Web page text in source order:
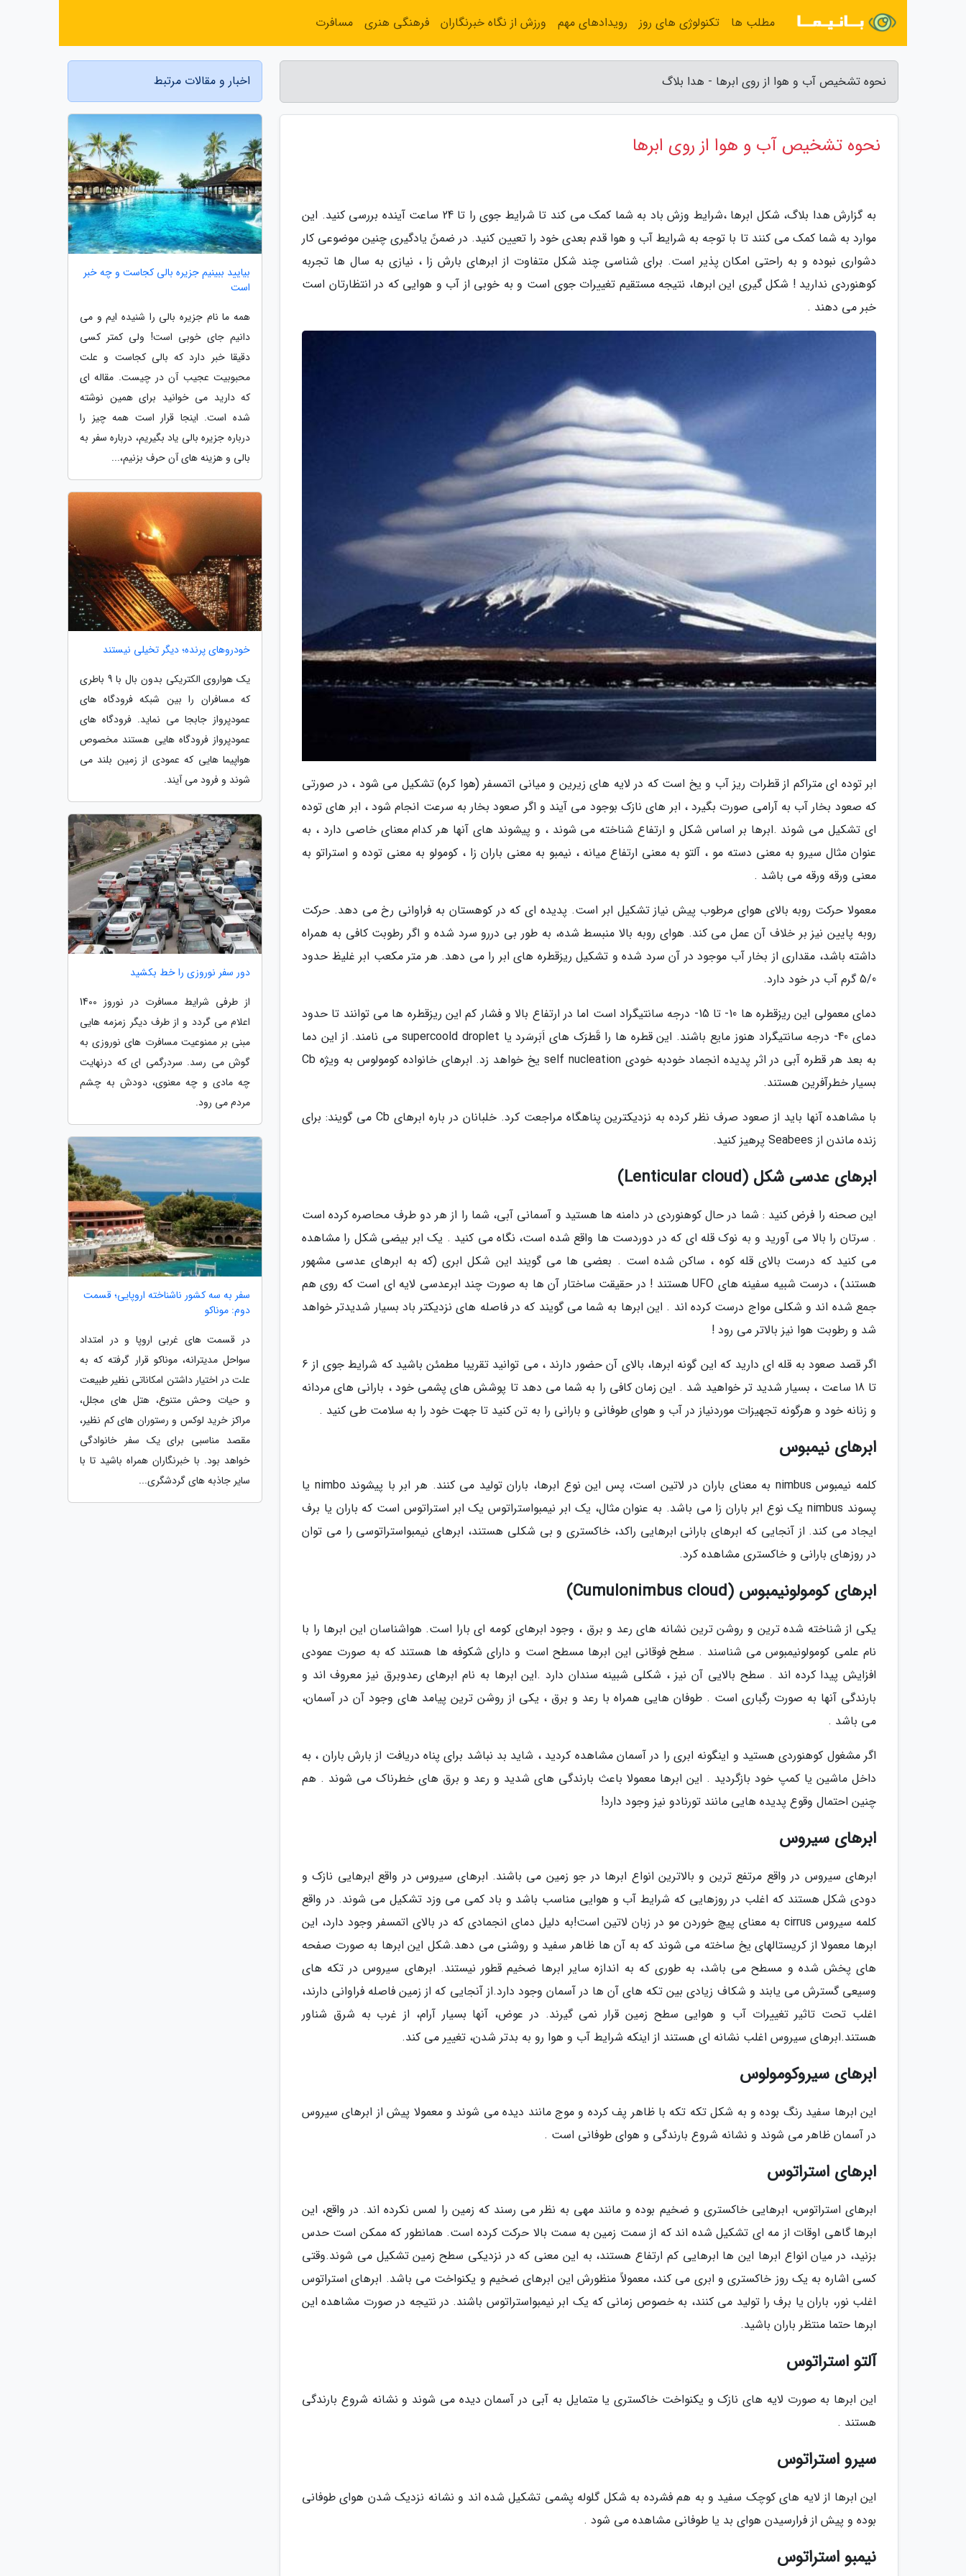
نحوه تشخیص آب و هوا از روی ابرها - هدا بلاگ
نحوه تشخیص آب و هوا از روی ابرها
به گزارش هدا بلاگ، شکل ابرها ،شرایط وزش باد به شما کمک می کند تا شرایط جوی را تا 24 ساعت آینده بررسی کنید. این
موارد به شما کمک می کنند تا با توجه به شرایط آب و هوا قدم بعدی خود را تعیین کنید. در ضمنً یادگیری چنین موضوعی کار
دشواری نبوده و به راحتی امکان پذیر است. برای شناسی چند شکل متفاوت از ابرهای بارش زا ، نیازی به سال ها تجربه
کوهنوردی ندارید ! شکل گیری این ابرها، نتیجه مستقیم تغییرات جوی است و به خوبی از آب و هوایی که در انتظارتان است
خبر می دهند .
ابر توده ای متراکم از قطرات ریز آب و یخ است که در لایه های زیرین و میانی اتمسفر (هوا کره) تشکیل می شود ، در صورتی
که صعود بخار آب به آرامی صورت بگیرد ، ابر های نازک بوجود می آیند و اگر صعود بخار به سرعت انجام شود ، ابر های توده
ای تشکیل می شوند .ابرها بر اساس شکل و ارتفاع شناخته می شوند ، و پیشوند های آنها هر کدام معنای خاصی دارد ، به
عنوان مثال سیرو به معنی دسته مو ، آلتو به معنی ارتفاع میانه ، نیمبو به معنی باران زا ، کومولو به معنی توده و استراتو به
معنی ورقه ورقه می باشد .
معمولا حرکت روبه بالای هوای مرطوب پیش نیاز تشکیل ابر است. پدیده ای که در کوهستان به فراوانی رخ می دهد. حرکت
روبه پایین نیز بر خلاف آن عمل می کند. هوای روبه بالا منبسط شده، به طور بی دررو سرد شده و اگر رطوبت کافی به همراه
داشته باشد، مقداری از بخار آب موجود در آن سرد شده و تشکیل ریزقطره های ابر را می دهد. هر متر مکعب ابر غلیظ حدود
5/0 گرم آب در خود دارد.
دمای معمولی این ریزقطره ها 10- تا 15- درجه سانتیگراد است اما در ارتفاع بالا و فشار کم این ریزقطره ها می توانند تا حدود
دمای 40- درجه سانتیگراد هنوز مایع باشند. این قطره ها را قَطرَک های اَبَرسَرد یا supercoold droplet می نامند. از این دما
به بعد هر قطره آبی در اثر پدیده انجماد خودبه خودی self nucleation یخ خواهد زد. ابرهای خانواده کومولوس به ویژه Cb
بسیار خطرآفرین هستند.
با مشاهده آنها باید از صعود صرف نظر کرده به نزدیکترین پناهگاه مراجعت کرد. خلبانان در باره ابرهای Cb می گویند: برای
زنده ماندن از Seabees پرهیز کنید.
ابرهای عدسی شکل (Lenticular cloud)
این صحنه را فرض کنید : شما در حال کوهنوردی در دامنه ها هستید و آسمانی آبی، شما را از هر دو طرف محاصره کرده است
. سرتان را بالا می آورید و به نوک قله ای که در دوردست ها واقع شده است، نگاه می کنید . یک ابر بیضی شکل را مشاهده
می کنید که درست بالای قله کوه ، ساکن شده است . بعضی ها می گویند این شکل ابری (که به ابرهای عدسی مشهور
هستند) ، درست شبیه سفینه های UFO هستند ! در حقیقت ساختار آن ها به صورت چند ابرعدسی لایه ای است که روی هم
جمع شده اند و شکلی مواج درست کرده اند . این ابرها به شما می گویند که در فاصله های نزدیکتر باد بسیار شدیدتر خواهد
شد و رطوبت هوا نیز بالاتر می رود !
اگر قصد صعود به قله ای دارید که این گونه ابرها، بالای آن حضور دارند ، می توانید تقریبا مطمئن باشید که شرایط جوی از 6
تا 18 ساعت ، بسیار شدید تر خواهید شد . این زمان کافی را به شما می دهد تا پوشش های پشمی خود ، بارانی های مردانه
و زنانه خود و هرگونه تجهیزات موردنیاز در آب و هوای طوفانی و بارانی را به تن کنید تا جهت خود را به سلامت طی کنید .
ابرهای نیمبوس
کلمه نیمبوس nimbus به معنای باران در لاتین است، پس این نوع ابرها، باران تولید می کنند. هر ابر با پیشوند nimbo یا
پسوند nimbus یک نوع ابر باران زا می باشد. به عنوان مثال، یک ابر نیمبواستراتوس یک ابر استراتوس است که باران یا برف
ایجاد می کند. از آنجایی که ابرهای بارانی ابرهایی راکد، خاکستری و بی شکلی هستند، ابرهای نیمبواستراتوسی را می توان
در روزهای بارانی و خاکستری مشاهده کرد.
ابرهای کومولونیمبوس (Cumulonimbus cloud)
یکی از شناخته شده ترین و روشن ترین نشانه های رعد و برق ، وجود ابرهای کومه ای بارا است. هواشناسان این ابرها را با
نام علمی کومولونیمبوس می شناسند . سطح فوقانی این ابرها مسطح است و دارای شکوفه ها هستند که به صورت عمودی
افزایش پیدا کرده اند . سطح بالایی آن نیز ، شکلی شبینه سندان دارد .این ابرها به نام ابرهای رعدوبرق نیز معروف اند و
بارندگی آنها به صورت رگباری است . طوفان هایی همراه با رعد و برق ، یکی از روشن ترین پیامد های وجود آن در آسمان،
می باشد .
اگر مشغول کوهنوردی هستید و اینگونه ابری را در آسمان مشاهده کردید ، شاید بد نباشد برای پناه دریافت از بارش باران ، به
داخل ماشین یا کمپ خود بازگردید . این ابرها معمولا باعث بارندگی های شدید و رعد و برق های خطرناک می شوند . هم
چنین احتمال وقوع پدیده هایی مانند تورنادو نیز وجود دارد!
ابرهای سیروس
ابرهای سیروس در واقع مرتفع ترین و بالاترین انواع ابرها در جو زمین می باشند. ابرهای سیروس در واقع ابرهایی نازک و
دودی شکل هستند که اغلب در روزهایی که شرایط آب و هوایی مناسب باشد و باد کمی می وزد تشکیل می شوند. در واقع
کلمه سیروس cirrus به معنای پیچ خوردن مو در زبان لاتین است!به دلیل دمای انجمادی که در بالای اتمسفر وجود دارد، این
ابرها معمولا از کریستالهای یخ ساخته می شوند که به آن ها ظاهر سفید و روشنی می دهد.شکل این ابرها به صورت صفحه
های پخش شده و مسطح می باشد، به طوری که به اندازه سایر ابرها ضخیم قطور نیستند. ابرهای سیروس در تکه های
وسیعی گسترش می یابند و شکاف زیادی بین تکه های آن ها در آسمان وجود دارد.از آنجایی که از زمین فاصله فراوانی دارند،
اغلب تحت تاثیر تغییرات آب و هوایی سطح زمین قرار نمی گیرند. در عوض، آنها بسیار آرام، از غرب به شرق شناور
هستند.ابرهای سیروس اغلب نشانه ای هستند از اینکه شرایط آب و هوا رو به بدتر شدن، تغییر می کند.
ابرهای سیروکومولوس
این ابرها سفید رنگ بوده و به شکل تکه تکه با ظاهر پف کرده و موج مانند دیده می شوند و معمولا پیش از ابرهای سیروس
در آسمان ظاهر می شوند و نشانه شروع بارندگی و هوای طوفانی است .
ابرهای استراتوس
ابرهای استراتوس، ابرهایی خاکستری و ضخیم بوده و مانند مهی به نظر می رسند که زمین را لمس نکرده اند. در واقع، این
ابرها گاهی اوقات از مه ای تشکیل شده اند که از سمت زمین به سمت بالا حرکت کرده است. همانطور که ممکن است حدس
بزنید، در میان انواع ابرها این ها ابرهایی کم ارتفاع هستند، به این معنی که در نزدیکی سطح زمین تشکیل می شوند.وقتی
کسی اشاره به یک روز خاکستری و ابری می کند، معمولاً منظورش این ابرهای ضخیم و یکنواخت می باشد. ابرهای استراتوس
اغلب نور، باران یا برف را تولید می کنند، به خصوص زمانی که یک ابر نیمبواستراتوس باشند. در نتیجه در صورت مشاهده این
ابرها حتما منتظر باران باشید.
آلتو استراتوس
این ابرها به صورت لایه های نازک و یکنواخت خاکستری یا متمایل به آبی در آسمان دیده می شوند و نشانه شروع بارندگی
هستند .
سیرو استراتوس
این ابرها از لایه های کوچک سفید و به هم فشرده به شکل گلوله پشمی تشکیل شده اند و نشانه نزدیک شدن هوای طوفانی
بوده و پیش از فرارسیدن هوای بد یا طوفانی مشاهده می شود .
نیمبو استراتوس
اخبار و مقالات مرتبط
بیایید ببینیم جزیره بالی کجاست و چه خبر
است
همه ما نام جزیره بالی را شنیده ایم و می
دانیم جای خوبی است! ولی کمتر کسی
دقیقا خبر دارد که بالی کجاست و علت
محبوبیت عجیب آن در چیست. مقاله ای
که دارید می خوانید برای همین نوشته
شده است. اینجا قرار است همه چیز را
درباره جزیره بالی یاد بگیریم، درباره سفر به
بالی و هزینه های آن حرف بزنیم،...
خودروهای پرنده؛ دیگر تخیلی نیستند
یک هواروی الکتریکی بدون بال با 9 باطری
که مسافران را بین شبکه فرودگاه های
عمودپرواز جابجا می نماید. فرودگاه های
عمودپرواز فرودگاه هایی هستند مخصوص
هواپیما هایی که عمودی از زمین بلند می
شوند و فرود می آیند.
دور سفر نوروزی را خط بکشید
از طرفی شرایط مسافرت در نوروز 1400
اعلام می گردد و از طرف دیگر زمزمه هایی
مبنی بر ممنوعیت مسافرت های نوروزی به
گوش می رسد. سردرگمی ای که درنهایت
چه مادی و چه معنوی، دودش به چشم
مردم می رود.
سفر به سه کشور ناشناخته اروپایی؛ قسمت
دوم: موناکو
در قسمت های غربی اروپا و در امتداد
سواحل مدیترانه، موناکو قرار گرفته که به
علت در اختیار داشتن امکاناتی نظیر طبیعت
و حیات وحش متنوع، هتل های مجلل،
مراکز خرید لوکس و رستوران های کم نظیر،
مقصد مناسبی برای یک سفر خانوادگی
خواهد بود. با خبرنگاران همراه باشید تا با
سایر جاذبه های گردشگری...
مطلب ها تکنولوژی های روز رویدادهای مهم ورزش از نگاه خبرنگاران فرهنگی هنری مسافرت